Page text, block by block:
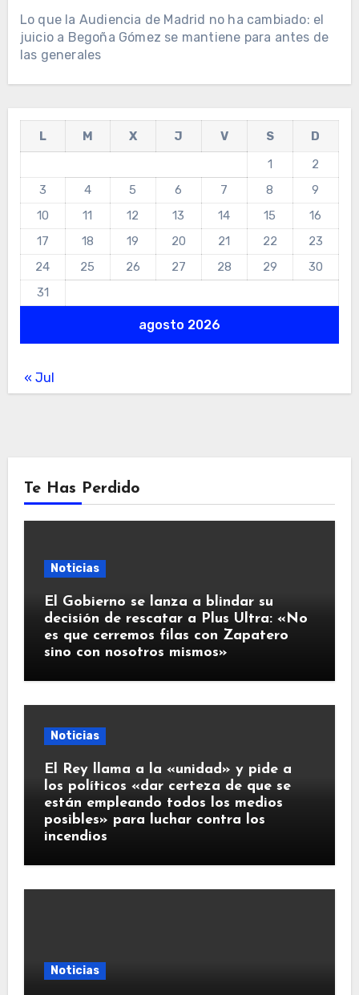
Lo que la Audiencia de Madrid no ha cambiado: el
juicio a Begoña Gómez se mantiene para antes de
las generales
agosto 2026
L M X J V S
D
1
2
3
4 5 6 7 8
9
10
11 12 13 14 15
16
17
18 19 20 21 22
23
24
25 26 27 28 29
30
31
« Jul
Te Has Perdido
Noticias
El Gobierno se lanza a blindar su
decisión de rescatar a Plus Ultra: «No
es que cerremos filas con Zapatero
sino con nosotros mismos»
Noticias
El Rey llama a la «unidad» y pide a
los políticos «dar certeza de que se
están empleando todos los medios
posibles» para luchar contra los
incendios
Noticias